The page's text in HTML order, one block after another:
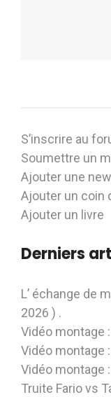
S’inscrire au
Soumettre un
Ajouter une
Ajouter un coin
Ajouter un livre
Derniers
L’ échange de
2026 ) .
Vidéo montage
Vidéo montage
Vidéo montage
Truite Fario vs